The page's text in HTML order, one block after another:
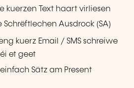
kuerzen Text haart virliesen
Schrëftlechen Ausdrock (SA)
kuerz Email / SMS schreiwe
et geet
Sätz am Present